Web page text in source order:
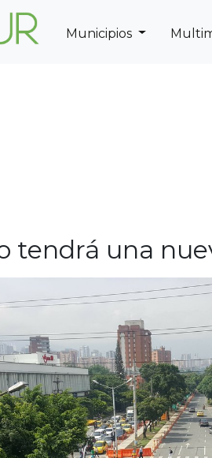
Municipios
tendrá una